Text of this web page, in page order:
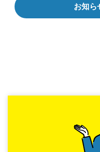
お知ら